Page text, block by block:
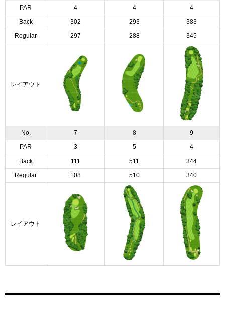
PAR 4 4 4
Back 302 293 383
Regular 297 288 345
レイアウト
No. 7 8 9
PAR 3 5 4
Back 111 511 344
Regular 108 510 340
レイアウト